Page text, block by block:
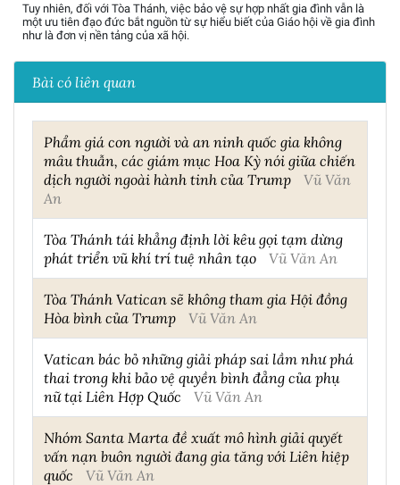
Tuy nhiên, đối với Tòa Thánh, việc bảo vệ sự hợp nhất gia đình vẫn là
một ưu tiên đạo đức bắt nguồn từ sự hiểu biết của Giáo hội về gia đình
như là đơn vị nền tảng của xã hội.
Bài có liên quan
Phẩm giá con người và an ninh quốc gia không
mâu thuẫn, các giám mục Hoa Kỳ nói giữa chiến
dịch người ngoài hành tinh của Trump
Vũ Văn
An
Tòa Thánh tái khẳng định lời kêu gọi tạm dừng
phát triển vũ khí trí tuệ nhân tạo
Vũ Văn An
Tòa Thánh Vatican sẽ không tham gia Hội đồng
Hòa bình của Trump
Vũ Văn An
Vatican bác bỏ những giải pháp sai lầm như phá
thai trong khi bảo vệ quyền bình đẳng của phụ
nữ tại Liên Hợp Quốc
Vũ Văn An
Nhóm Santa Marta đề xuất mô hình giải quyết
vấn nạn buôn người đang gia tăng với Liên hiệp
quốc
Vũ Văn An